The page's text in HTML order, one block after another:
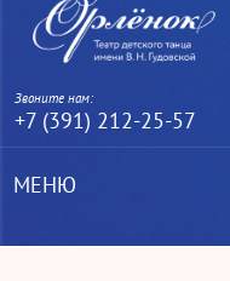
Звоните нам:
+7 (391) 212-25-57
МЕНЮ